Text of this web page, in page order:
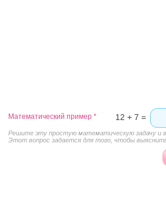
Этот вопрос задается для того, чтобы
Математический пример * 12 + 7 =
Решите эту простую математическую задачу и